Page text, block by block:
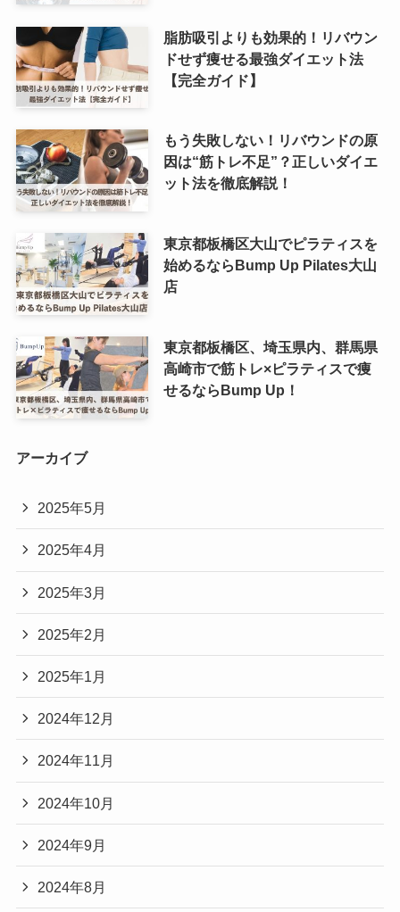
脂肪吸引よりも効果的！リバウン
ドせず痩せる最強ダイエット法
【完全ガイド】
もう失敗しない！リバウンドの原
因は“筋トレ不足”？正しいダイエ
ット法を徹底解説！
東京都板橋区大山でピラティスを
始めるならBump Up Pilates大山
店
東京都板橋区、埼玉県内、群馬県
高崎市で筋トレ×ピラティスで痩
せるならBump Up！
アーカイブ
2025年5月
2025年4月
2025年3月
2025年2月
2025年1月
2024年12月
2024年11月
2024年10月
2024年9月
2024年8月